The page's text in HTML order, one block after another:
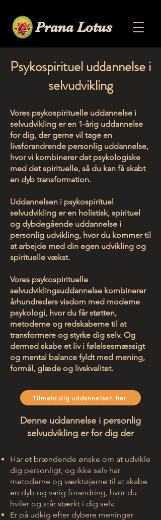
Prana Lotus
Psykospirituel uddannelse i
selvudvikling
Vores psykospirituelle uddannelse i
selvudvikling er en 1-årig uddannelse
for dig, der gerne vil tage en
livsforandrende personlig uddannelse,
hvor vi kombinerer det psykologiske
med det spirituelle, så du kan få skabt
en dyb transformation.
Uddannelsen i psykospirituel
selvudvikling er en holistisk, spirituel
og dybdegående uddannelse i
personlig udvikling, hvor du kommer til
at arbejde med din egen udvikling og
spirituelle vækst.
Vores psykospirituelle
selvudviklingsuddannelse kombinerer
århundreders visdom med moderne
psykologi, hvor du får støtten,
metoderne og redskaberne til at
transformere og styrke dig selv. Og
dermed skabe et liv i følelsesmæssigt
og mental balance fyldt med mening,
formål, glæde og livskvalitet.
Tilmeld dig uddannelsen her
Denne uddannelse i personlig
selvudvikling er for dig der
Har et brændende ønske om at udvikle
dig personligt, og ikke selv har
metoderne og værktøjerne til at skabe
en dyb og varig forandring, hvor du
hviler og står stærkt i dig selv.
Er på udkig efter dybere meninger